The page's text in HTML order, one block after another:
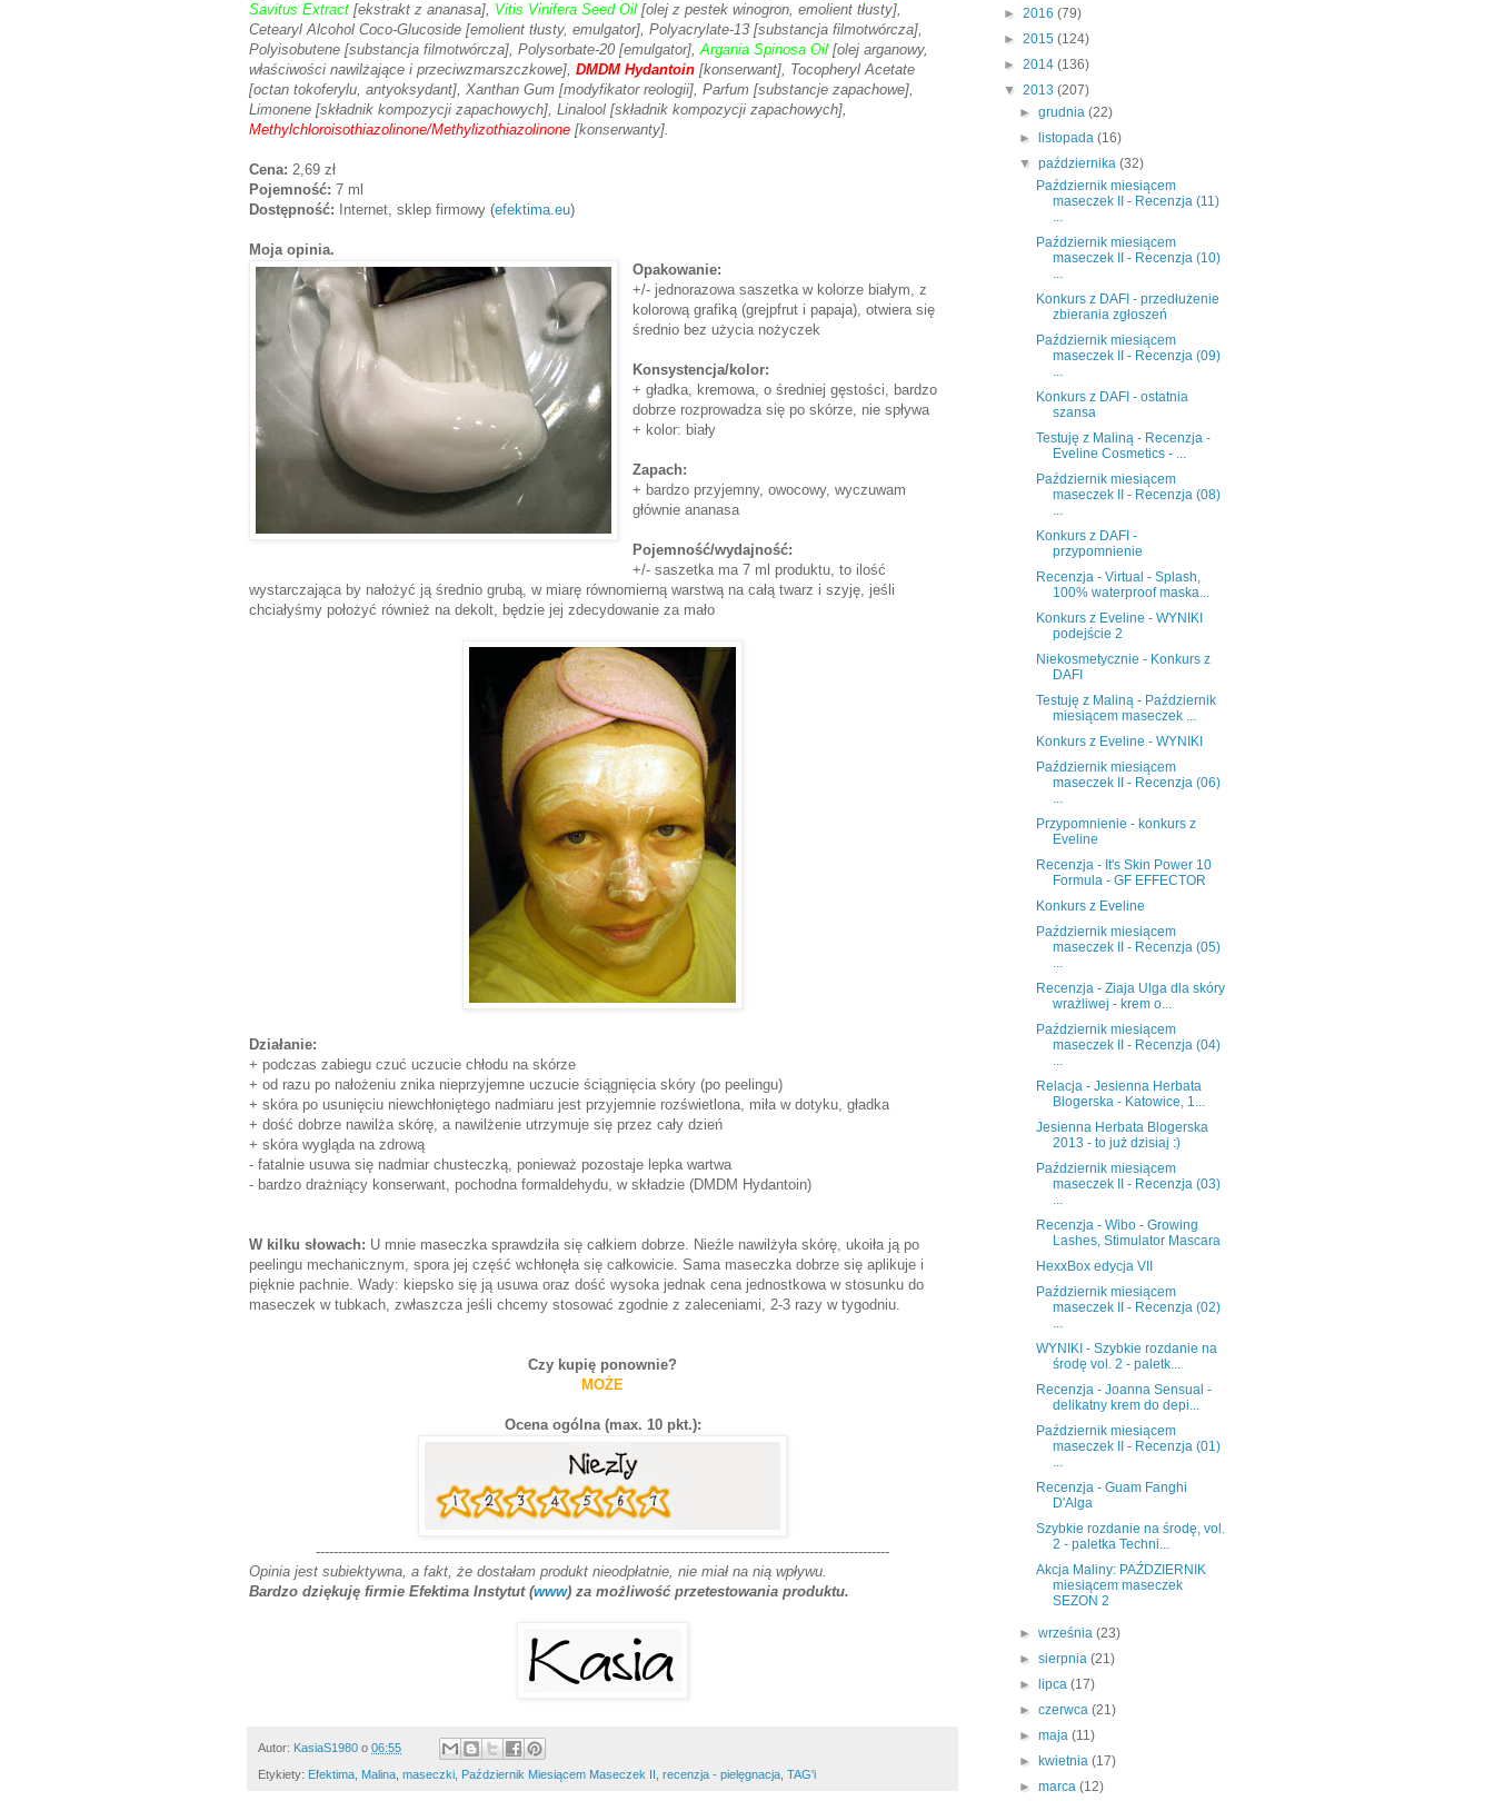
Savitus Extract [ekstrakt z ananasa], Vitis Vinifera Seed Oil [olej z pestek winogron, emolient tłusty],
Cetearyl Alcohol Coco-Glucoside [emolient tłusty, emulgator], Polyacrylate-13 [substancja filmotwórcza],
Polyisobutene [substancja filmotwórcza], Polysorbate-20 [emulgator],Argania Spinosa Oil [olej arganowy,
właściwości nawilżające i przeciwzmarszczkowe], DMDM Hydantoin [konserwant], Tocopheryl Acetate
[octan tokoferylu, antyoksydant], Xanthan Gum [modyfikator reologii], Parfum [substancje zapachowe],
Limonene [składnik kompozycji zapachowych], Linalool [składnik kompozycji zapachowych],
Methylchloroisothiazolinone/Methylizothiazolinone [konserwanty].
Cena: 2,69 zł
Pojemność: 7 ml
Dostępność: Internet, sklep firmowy (efektima.eu)
Moja opinia.
Opakowanie:
+/- jednorazowa saszetka w kolorze białym, z
kolorową grafiką (grejpfrut i papaja), otwiera się
średnio bez użycia nożyczek
Konsystencja/kolor:
+ gładka, kremowa, o średniej gęstości, bardzo
dobrze rozprowadza się po skórze, nie spływa
+ kolor: biały
Zapach:
+ bardzo przyjemny, owocowy, wyczuwam
głównie ananasa
Pojemność/wydajność:
+/- saszetka ma 7 ml produktu, to ilość
wystarczająca by nałożyć ją średnio grubą, w miarę równomierną warstwą na całą twarz i szyję, jeśli
chciałyśmy położyć również na dekolt, będzie jej zdecydowanie za mało
Działanie:
+ podczas zabiegu czuć uczucie chłodu na skórze
+ od razu po nałożeniu znika nieprzyjemne uczucie ściągnięcia skóry (po peelingu)
+ skóra po usunięciu niewchłoniętego nadmiaru jest przyjemnie rozświetlona, miła w dotyku, gładka
+ dość dobrze nawilża skórę, a nawilżenie utrzymuje się przez cały dzień
+ skóra wygląda na zdrową
- fatalnie usuwa się nadmiar chusteczką, ponieważ pozostaje lepka wartwa
- bardzo drażniący konserwant, pochodna formaldehydu, w składzie (DMDM Hydantoin)
W kilku słowach: U mnie maseczka sprawdziła się całkiem dobrze. Nieźle nawilżyła skórę, ukoiła ją po
peelingu mechanicznym, spora jej część wchłonęła się całkowicie. Sama maseczka dobrze się aplikuje i
pięknie pachnie. Wady: kiepsko się ją usuwa oraz dość wysoka jednak cena jednostkowa w stosunku do
maseczek w tubkach, zwłaszcza jeśli chcemy stosować zgodnie z zaleceniami, 2-3 razy w tygodniu.
Czy kupię ponownie?
MOŻE
Ocena ogólna (max. 10 pkt.):
---------------------------------------------------------------------------------------------------------------------------------
Opinia jest subiektywna, a fakt, że dostałam produkt nieodpłatnie, nie miał na nią wpływu.
Bardzo dziękuję firmie Efektima Instytut (www) za możliwość przetestowania produktu.
Autor: KasiaS1980 o 06:55
Etykiety: Efektima, Malina, maseczki, Październik Miesiącem Maseczek II , recenzja - pielęgnacja, TAG'i
► 2016 (79)
► 2015 (124)
► 2014 (136)
▼ 2013 (207)
►grudnia(22)
►
listopada(16)
▼października(32)
Październik miesiącem
maseczek II - Recenzja (11)
...
Październik miesiącem
maseczek II - Recenzja (10)
...
Konkurs z DAFI - przedłużenie
zbierania zgłoszeń
Październik miesiącem
maseczek II - Recenzja (09)
...
Konkurs z DAFI - ostatnia
szansa
Testuję z Maliną - Recenzja -
Eveline Cosmetics - ...
Październik miesiącem
maseczek II - Recenzja (08)
...
Konkurs z DAFI -
przypomnienie
Recenzja - Virtual - Splash,
100% waterproof maska...
Konkurs z Eveline - WYNIKI
podejście 2
Niekosmetycznie - Konkurs z
DAFI
Testuję z Maliną - Październik
miesiącem maseczek ...
Konkurs z Eveline - WYNIKI
Październik miesiącem
maseczek II - Recenzja (06)
...
Przypomnienie - konkurs z
Eveline
Recenzja - It's Skin Power 10
Formula - GF EFFECTOR
Konkurs z Eveline
Październik miesiącem
maseczek II - Recenzja (05)
...
Recenzja - Ziaja Ulga dla skóry
wrażliwej - krem o...
Październik miesiącem
maseczek II - Recenzja (04)
...
Relacja - Jesienna Herbata
Blogerska - Katowice, 1...
Jesienna Herbata Blogerska
2013 - to już dzisiaj :)
Październik miesiącem
maseczek II - Recenzja (03)
...
Recenzja - Wibo - Growing
Lashes, Stimulator Mascara
HexxBox edycja VII
Październik miesiącem
maseczek II - Recenzja (02)
...
WYNIKI - Szybkie rozdanie na
środę vol. 2 - paletk...
Recenzja - Joanna Sensual -
delikatny krem do depi...
Październik miesiącem
maseczek II - Recenzja (01)
...
Recenzja - Guam Fanghi
D'Alga
Szybkie rozdanie na środę, vol.
2 - paletka Techni...
Akcja Maliny: PAŹDZIERNIK
miesiącem maseczek
SEZON 2
►września(23)
►sierpnia(21)
►
lipca(17)
►czerwca(21)
►maja(11)
►
kwietnia(17)
►marca(12)